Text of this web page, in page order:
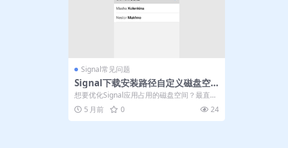
Signal常见问题
Signal下载安装路径自定义磁盘空
间优化建议
想要优化Signal应用占用的磁盘空间？最直接
的方法是自定义其文件下载路径，将数...
5 月前 0 24